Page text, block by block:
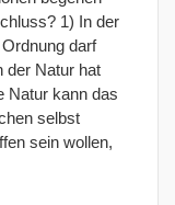
1) In der
darf
der Natur hat
Natur kann das
selbst
sein wollen,